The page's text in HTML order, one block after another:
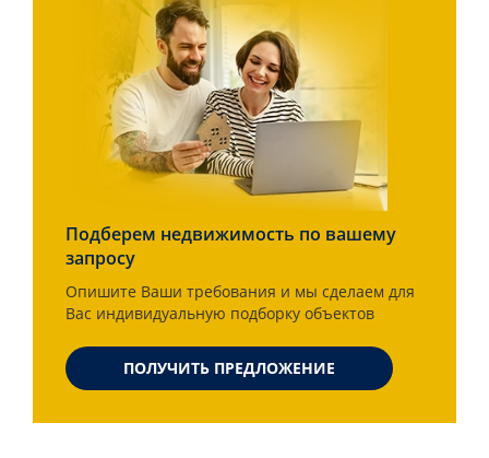
Подберем недвижимость по вашему
запросу
Опишите Ваши требования и мы сделаем для
Вас индивидуальную подборку объектов
ПОЛУЧИТЬ ПРЕДЛОЖЕНИЕ